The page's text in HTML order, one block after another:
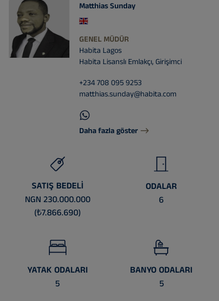
Matthias Sunday
GENEL MÜDÜR
Habita Lagos
Habita Lisanslı Emlakçı, Girişimci
+234 708 095 9253
matthias.sunday@habita.com
Daha fazla göster
SATIŞ BEDELI
NGN 230.000.000
(₺7.866.690)
ODALAR
6
YATAK ODALARI
5
BANYO ODALARI
5